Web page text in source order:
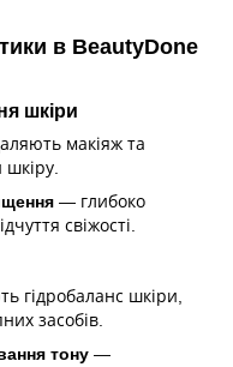
в BeautyDone
шкіри
макіяж та
— глибоко
свіжості.
гідробаланс шкіри,
засобів.
тону —